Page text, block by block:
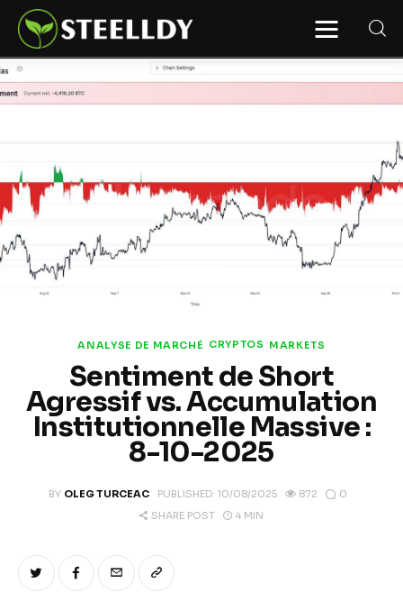
STEELLDY
Through Steelldy consulting company, I
assist companies, fintechs, and
copper, precious metals, industrial
metals, oil, dollars, euros, yuan, yen,
rubles, CBDC, BISIH, mBridge, Unified
Ledger, BRICS, and global regulations.
◙ Web3 Law & Taxation Legal and Tax
structuring of blockchain-based
projects, RWA, tokenization,
decentralized autonomous
organizations (DAO), MiCA
robotics, smart cities, and ESG
Climate
Markets
Reports
ANALYSE DE MARCHÉ CRYPTOS MARKETS
Sentiment de Short
Agressif vs. Accumulation
Institutionnelle Massive :
8-10-2025
BY OLEG TURCEAC PUBLISHED: 10/08/2025 872
0
SHARE POST
4 MIN